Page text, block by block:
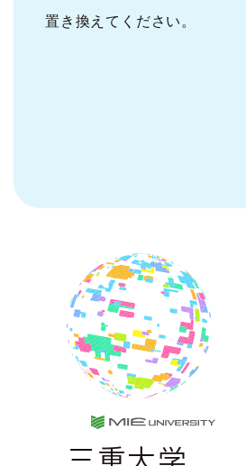
置き換えてください。